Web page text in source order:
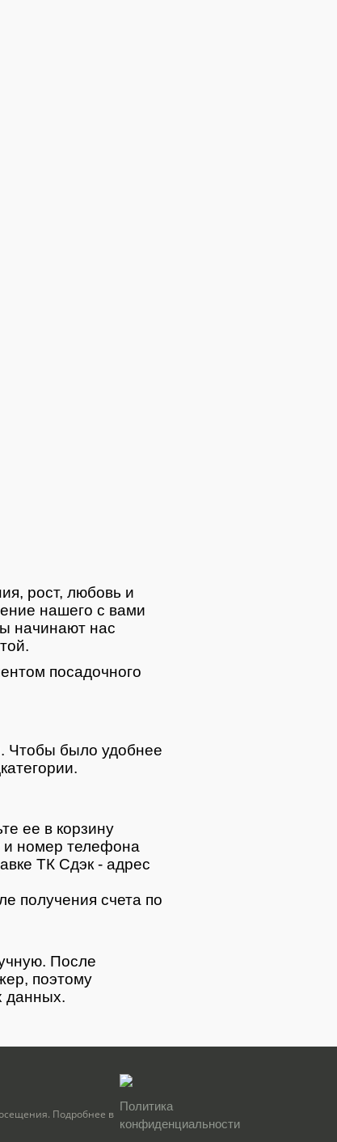
рост, любовь и
нашего с вами
начинают нас
посадочного
Чтобы было удобнее
ее в корзину
и номер телефона
ТК Сдэк - адрес
получения счета по
После
поэтому
данных.
Подробнее в
Политика
конфиденциальности